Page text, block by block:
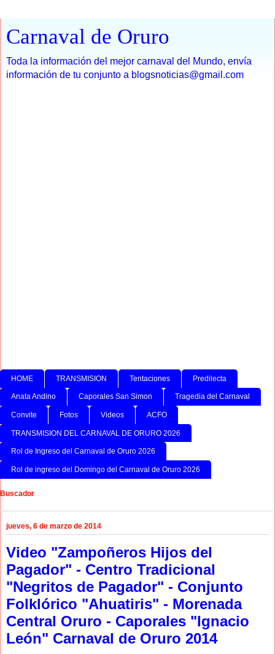
Carnaval de Oruro
Toda la información del mejor carnaval del Mundo, envía
información de tu conjunto a blogsnoticias@gmail.com
HOME TRANSMISION Tentaciones Predilecta
Anata Andino Caporales San Simon Tragedia del Carnaval
Convite Fotos Videos ACFO
TRANSMISION DEL CARNAVAL DE ORURO 2026
Rol de Ingreso del Carnaval de Oruro 2026
Rol de ingreso del Domingo del Carnaval de Oruro 2026
Buscador
jueves, 6 de marzo de 2014
Video "Zampoñeros Hijos del
Pagador" - Centro Tradicional
"Negritos de Pagador" - Conjunto
Folklórico "Ahuatiris" - Morenada
Central Oruro - Caporales "Ignacio
León" Carnaval de Oruro 2014